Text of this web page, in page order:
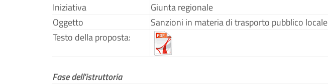
Iniziativa
Giunta regionale
Oggetto
Sanzioni in materia di trasporto pubblico locale
Testo della proposta:
Fase dell'istruttoria